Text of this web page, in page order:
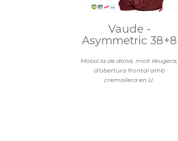
Motxil.la de dona, molt lleugera,
d'obertura frontal amb
cremallera en U.
Vaude -
Asymmetric 38+8